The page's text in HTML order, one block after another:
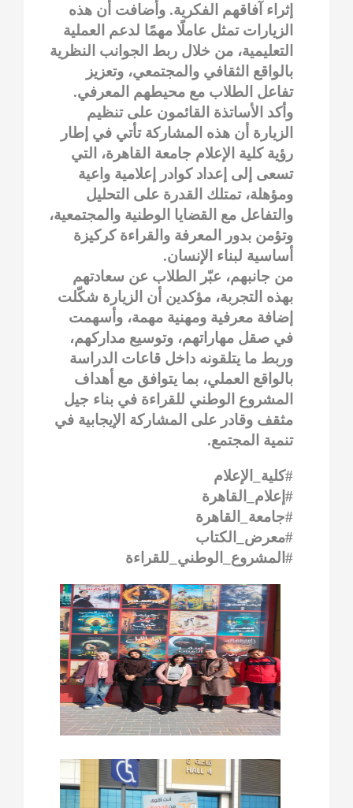
إثراء آفاقهم الفكرية. وأضافت أن هذه
الزيارات تمثل عاملًا مهمًا لدعم العملية
التعليمية، من خلال ربط الجوانب النظرية
بالواقع الثقافي والمجتمعي، وتعزيز
تفاعل الطلاب مع محيطهم المعرفي.
وأكد الأساتذة القائمون على تنظيم
الزيارة أن هذه المشاركة تأتي في إطار
رؤية كلية الإعلام جامعة القاهرة، التي
تسعى إلى إعداد كوادر إعلامية واعية
ومؤهلة، تمتلك القدرة على التحليل
والتفاعل مع القضايا الوطنية والمجتمعية،
وتؤمن بدور المعرفة والقراءة كركيزة
أساسية لبناء الإنسان.
من جانبهم، عبّر الطلاب عن سعادتهم
بهذه التجربة، مؤكدين أن الزيارة شكّلت
إضافة معرفية ومهنية مهمة، وأسهمت
في صقل مهاراتهم، وتوسيع مداركهم،
وربط ما يتلقونه داخل قاعات الدراسة
بالواقع العملي، بما يتوافق مع أهداف
المشروع الوطني للقراءة في بناء جيل
مثقف وقادر على المشاركة الإيجابية في
تنمية المجتمع.
#كلية_الإعلام
#إعلام_القاهرة
#جامعة_القاهرة
#معرض_الكتاب
#المشروع_الوطني_للقراءة